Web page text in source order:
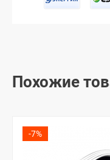
Похожие
-7%